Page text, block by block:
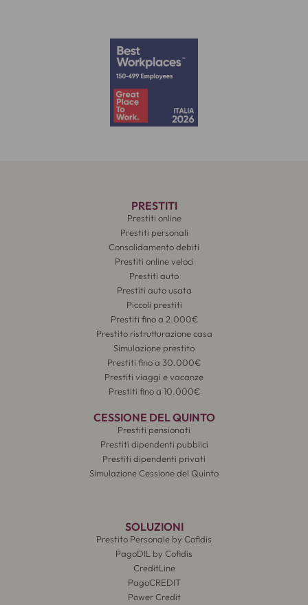
PRESTITI
Prestiti online
Prestiti personali
Consolidamento debiti
Prestiti online veloci
Prestiti auto
Prestiti auto usata
Piccoli prestiti
Prestiti fino a 2.000€
Prestito ristrutturazione casa
Simulazione prestito
Prestiti fino a 30.000€
Prestiti viaggi e vacanze
Prestiti fino a 10.000€
CESSIONE DEL QUINTO
Prestiti pensionati
Prestiti dipendenti pubblici
Prestiti dipendenti privati
Simulazione Cessione del Quinto
SOLUZIONI
Prestito Personale by Cofidis
PagoDIL by Cofidis
CreditLine
PagoCREDIT
Power Credit